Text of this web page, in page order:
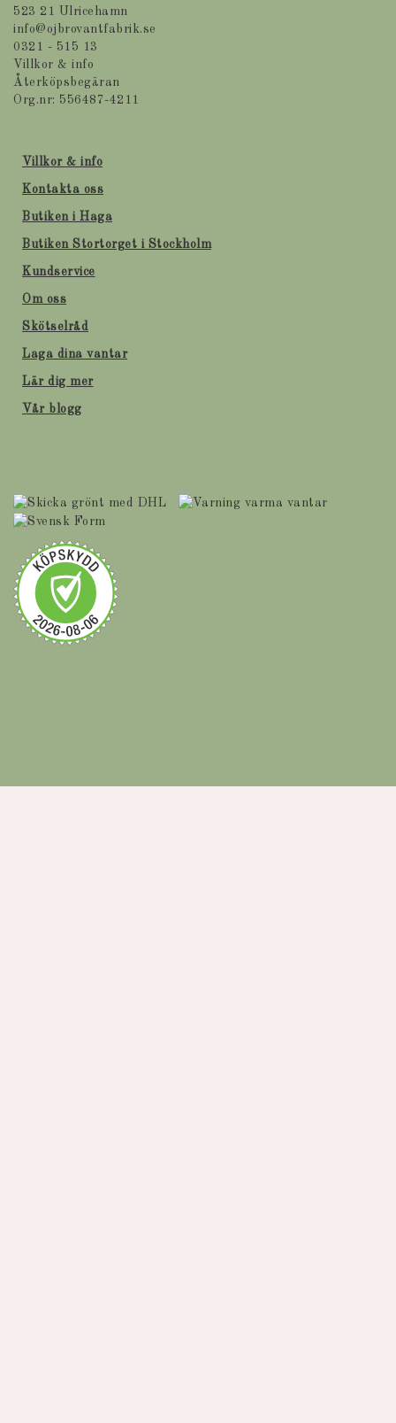
523 21 Ulricehamn
info@ojbrovantfabrik.se
0321 - 515 13
Villkor & info
Återköpsbegäran
Org.nr: 556487-4211
Villkor & info
Kontakta oss
Butiken i Haga
Butiken Stortorget i Stockholm
Kundservice
Om oss
Skötselråd
Laga dina vantar
Lär dig mer
Vår blogg